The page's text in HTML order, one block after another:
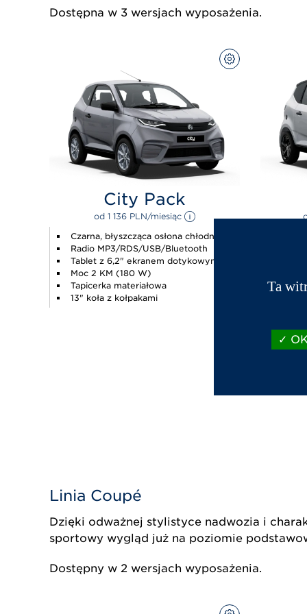
Dostępna w 3 wersjach wyposażenia.
City Pack
od 1 136 PLN/miesiąc
SKONFIGURUJ
Czarna, błyszcząca osłona chłodnicy
Radio MP3/RDS/USB/Bluetooth
Tablet z 6,2" ekranem dotykowym
Moc 2 KM (180 W)
Tapicerka materiałowa
13" koła z kołpakami
Linia Coupé
Dzięki odważnej stylistyce nadwozia i
sportowy wygląd już na poziomie
Dostępny w 2 wersjach wyposażenia.
Ta